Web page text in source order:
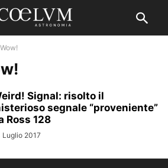
Signal: risolto il
segnale “proveniente”
Ross 128
Luglio 2017